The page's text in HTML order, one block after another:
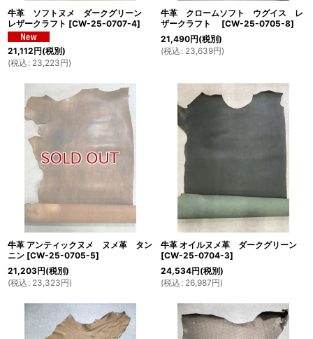
牛革 ソフトヌメ ダークグリーン
レザークラフト [CW-25-0707-4]
21,112円(税別)
(税込 : 23,223円)
牛革 クロームソフト ウグイス レ
ザークラフト
[CW-25-0705-8]
21,490円(税別)
(税込 : 23,639円)
牛革 アンティックヌメ ヌメ革 タン
ニン [CW-25-0705-5]
21,203円(税別)
(税込 : 23,323円)
牛革 オイルヌメ革 ダークグリーン
[CW-25-0704-3]
24,534円(税別)
(税込 : 26,987円)